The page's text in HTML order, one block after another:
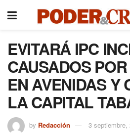
EVITARÁ IPC
CAUSADOS
EN AVENIDAS Y
LA CAPITAL
by Redacción 3 septiembre,